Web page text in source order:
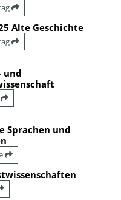
Alte Geschichte
und
Sprachen und